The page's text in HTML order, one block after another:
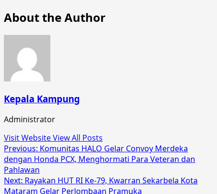
About the Author
Kepala Kampung
Administrator
Visit WebsiteView All Posts
Post
navigation
Previous: Komunitas HALO Gelar Convoy Merdeka
dengan Honda PCX, Menghormati Para Veteran dan
Pahlawan
Next: Rayakan HUT RI Ke-79, Kwarran Sekarbela Kota
Mataram Gelar Perlombaan Pramuka